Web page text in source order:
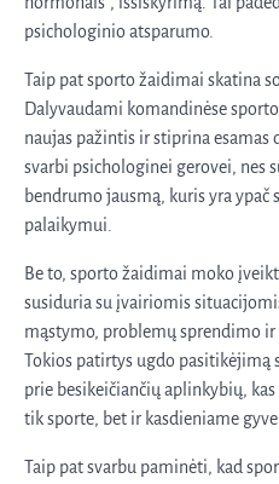
psichologinio atsparumo.
Taip pat sporto žaidimai skatina
Dalyvaudami komandinėse
naujas pažintis ir stiprina esamas
svarbi psichologinei gerovei, nes
bendrumo jausmą, kuris yra ypač
palaikymui.
Be to, sporto žaidimai moko
susiduria su įvairiomis
mąstymo, problemų sprendimo
Tokios patirtys ugdo
prie besikeičiančių aplinkybių,
tik sporte, bet ir kasdieniame
Taip pat svarbu paminėti, kad